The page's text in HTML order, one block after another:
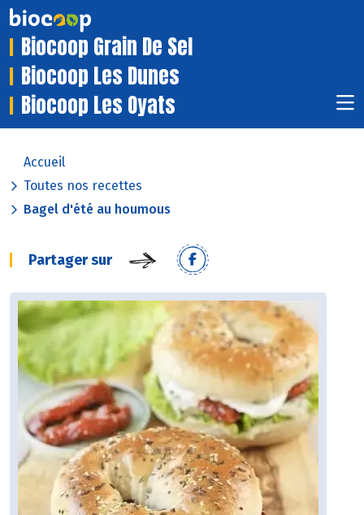
Biocoop Grain De Sel
Biocoop Les Dunes
Biocoop Les Oyats
Accueil
Toutes nos recettes
Bagel d'été au houmous
Partager sur